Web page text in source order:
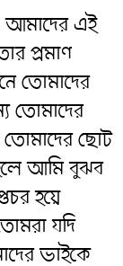
আমাদের এই
প্রমাণ
তোমাদের
তোমাদের
ছোট
আমি বুঝব
হয়ে
যদি
ভাইকে